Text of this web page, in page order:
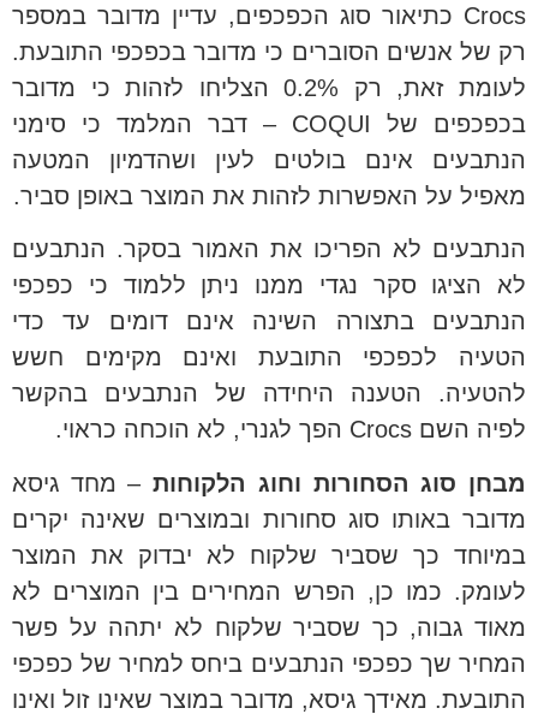
Crocs כתיאור סוג הכפכפים, עדיין מדובר במספר
רק של אנשים הסוברים כי מדובר בכפכפי התובעת.
לעומת זאת, רק 0.2% הצליחו לזהות כי מדובר
בכפכפים של COQUI – דבר המלמד כי סימני
הנתבעים אינם בולטים לעין ושהדמיון המטעה
מאפיל על האפשרות לזהות את המוצר באופן סביר.
הנתבעים לא הפריכו את האמור בסקר. הנתבעים
לא הציגו סקר נגדי ממנו ניתן ללמוד כי כפכפי
הנתבעים בתצורה השינה אינם דומים עד כדי
הטעיה לכפכפי התובעת ואינם מקימים חשש
להטעיה. הטענה היחידה של הנתבעים בהקשר
לפיה השם Crocs הפך לגנרי, לא הוכחה כראוי.
מבחן סוג הסחורות וחוג הלקוחות– מחד גיסא
מדובר באותו סוג סחורות ובמוצרים שאינה יקרים
במיוחד כך שסביר שלקוח לא יבדוק את המוצר
לעומק. כמו כן, הפרש המחירים בין המוצרים לא
מאוד גבוה, כך שסביר שלקוח לא יתהה על פשר
המחיר שך כפכפי הנתבעים ביחס למחיר של כפכפי
התובעת. מאידך גיסא, מדובר במוצר שאינו זול ואינו